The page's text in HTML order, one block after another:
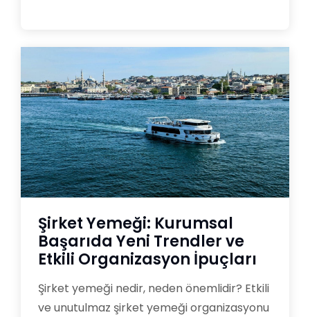
Şirket Yemeği: Kurumsal
Başarıda Yeni Trendler ve
Etkili Organizasyon İpuçları
Şirket yemeği nedir, neden önemlidir? Etkili
ve unutulmaz şirket yemeği organizasyonu